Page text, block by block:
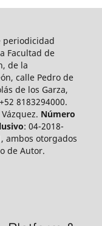
periodicidad
Facultad de
de la
calle Pedro de
de los Garza,
8183294000.
Número
: 04-2018-
ambos otorgados
de Autor.